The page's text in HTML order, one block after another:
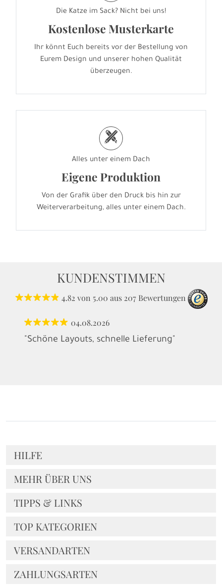
Die Katze im Sack? Nicht bei uns!
Kostenlose Musterkarte
Ihr könnt Euch bereits vor der Bestellung von
Eurem Design und unserer hohen Qualität
überzeugen.
h
Alles unter einem Dach
Eigene Produktion
Von der Grafik über den Druck bis hin zur
Weiterverarbeitung, alles unter einem Dach.
KUNDENSTIMMEN
4.82 von 5.00 aus 207 Bewertungen
04.08.2026
"Schöne Layouts, schnelle Lieferung"
HILFE
MEHR ÜBER UNS
TIPPS & LINKS
TOP KATEGORIEN
VERSANDARTEN
ZAHLUNGSARTEN